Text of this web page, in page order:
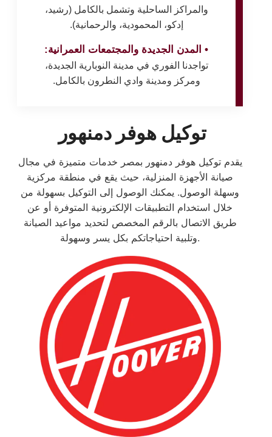
والمراكز الساحلية وتشمل بالكامل (رشيد،
إدكو، المحمودية، والرحمانية).
• المدن الجديدة والمجتمعات العمرانية:
تواجدنا الفوري في مدينة النوبارية الجديدة،
ومركز ومدينة وادي النطرون بالكامل.
توكيل هوفر دمنهور
يقدم توكيل هوفر دمنهور بمصر خدمات متميزة في مجال
صيانة الأجهزة المنزلية، حيث يقع في منطقة مركزية
وسهلة الوصول. يمكنك الوصول إلى التوكيل بسهولة من
خلال استخدام التطبيقات الإلكترونية المتوفرة أو عن
طريق الاتصال بالرقم المخصص لتحديد مواعيد الصيانة
وتلبية احتياجاتكم بكل يسر وسهولة.